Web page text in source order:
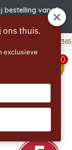
bestelling vanaf
0
ons thuis.
exclusieve